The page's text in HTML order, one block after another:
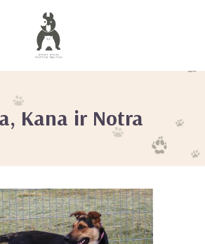
Kana ir Notra